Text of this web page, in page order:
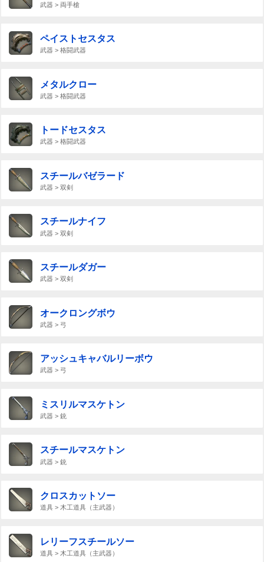
武器 > 両手槍
ペイストセスタス
武器 > 格闘武器
メタルクロー
武器 > 格闘武器
トードセスタス
武器 > 格闘武器
スチールバゼラード
武器 > 双剣
スチールナイフ
武器 > 双剣
スチールダガー
武器 > 双剣
オークロングボウ
武器 > 弓
アッシュキャバルリーボウ
武器 > 弓
ミスリルマスケトン
武器 > 銃
スチールマスケトン
武器 > 銃
クロスカットソー
道具 > 木工道具（主武器）
レリーフスチールソー
道具 > 木工道具（主武器）